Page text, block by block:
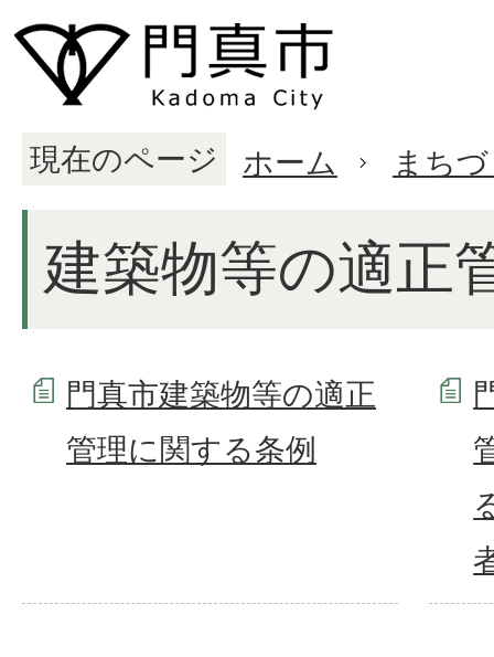
現在のページ ホーム まち
建築物等の適正
門真市建築物等の適正
管理に関する条例